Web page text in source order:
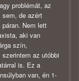
problémát, az
sem, de azért
Nem lett
aki van
szín,
az utóbbi
is. Ez a
van, én 1-